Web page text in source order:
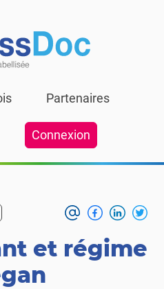
Partenaires
Connexion
et régime